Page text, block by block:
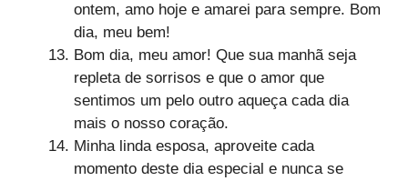
ontem, amo hoje e amarei para sempre. Bom
dia, meu bem!
Bom dia, meu amor! Que sua manhã seja
repleta de sorrisos e que o amor que
sentimos um pelo outro aqueça cada dia
mais o nosso coração.
Minha linda esposa, aproveite cada
momento deste dia especial e nunca se